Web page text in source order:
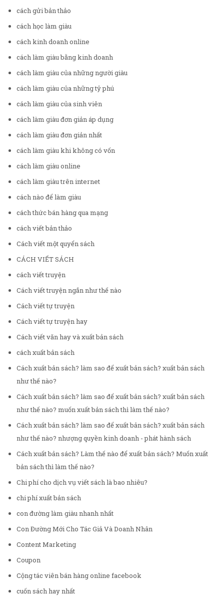
cách gửi bản thảo
cách học làm giàu
cách kinh doanh online
cách làm giàu bằng kinh doanh
cách làm giàu của những người giàu
cách làm giàu của những tỷ phú
cách làm giàu của sinh viên
cách làm giàu đơn giản áp dụng
cách làm giàu đơn giản nhất
cách làm giàu khi không có vốn
cách làm giàu online
cách làm giàu trên internet
cách nào để làm giàu
cách thức bán hàng qua mạng
cách viết bản thảo
Cách viết một quyển sách
CÁCH VIẾT SÁCH
cách viết truyện
Cách viết truyện ngắn như thế nào
Cách viết tự truyện
Cách viết tự truyện hay
Cách viết văn hay và xuất bản sách
cách xuất bản sách
Cách xuất bản sách? làm sao để xuất bản sách? xuất bản sách
như thế nào?
Cách xuất bản sách? làm sao để xuất bản sách? xuất bản sách
như thế nào? muốn xuất bản sách thì làm thế nào?
Cách xuất bản sách? làm sao để xuất bản sách? xuất bản sách
như thế nào? nhượng quyền kinh doanh - phát hành sách
Cách xuất bản sách? Làm thế nào để xuất bản sách? Muốn xuất
bản sách thì làm thế nào?
Chi phí cho dịch vụ viết sách là bao nhiêu?
chi phí xuất bản sách
con đường làm giàu nhanh nhất
Con Đường Mới Cho Tác Giả Và Doanh Nhân
Content Marketing
Coupon
Cộng tác viên bán hàng online facebook
cuốn sách hay nhất